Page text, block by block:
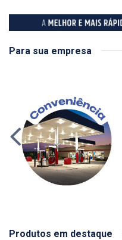
Para sua empresa
Produtos em destaque